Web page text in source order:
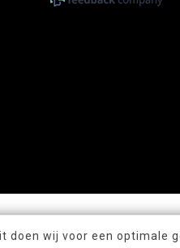
doen wij voor een